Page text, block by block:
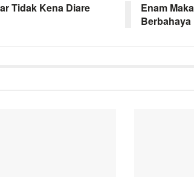
Tidak Kena Diare
Enam
Berbahaya